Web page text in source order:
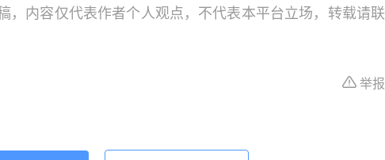
员。对于依据本文内容采取的任何行动，本文作者、出版方
任。若身体不适或需要咨询专业医疗问题，请前往专业医疗
，内容仅代表作者个人观点，不代表本平台立场，转载请联
举报